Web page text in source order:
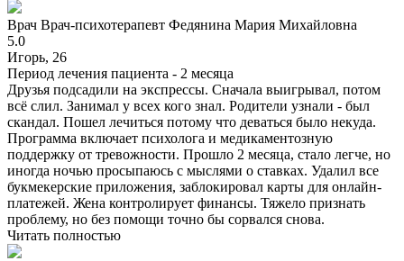
Врач Врач-психотерапевт Федянина Мария Михайловна
5.0
Игорь, 26
Период лечения пациента - 2 месяца
Друзья подсадили на экспрессы. Сначала выигрывал, потом
всё слил. Занимал у всех кого знал. Родители узнали - был
скандал. Пошел лечиться потому что деваться было некуда.
Программа включает психолога и медикаментозную
поддержку от тревожности. Прошло 2 месяца, стало легче, но
иногда ночью просыпаюсь с мыслями о ставках. Удалил все
букмекерские приложения, заблокировал карты для онлайн-
платежей. Жена контролирует финансы. Тяжело признать
проблему, но без помощи точно бы сорвался снова.
Читать полностью